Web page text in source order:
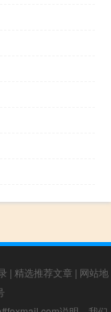
| 精选推荐文章 | 网站地